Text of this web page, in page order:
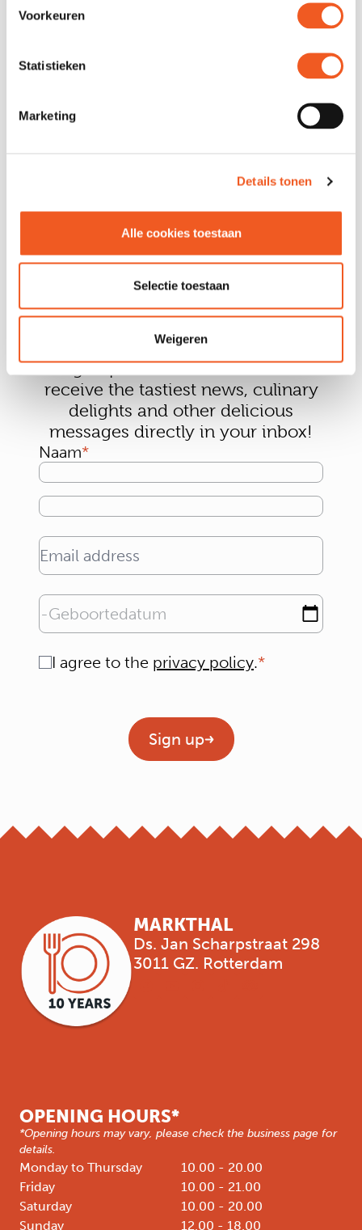
Voorkeuren
Statistieken
Marketing
Details tonen
Alle cookies toestaan
Selectie toestaan
Weigeren
OPENING HOURS
our opening hours.
Sign up for our newsletter and
receive the tastiest news, culinary
delights and other delicious
messages directly in your inbox!
Naam
Email address
Geboortedatum
Consent
I agree to the privacy policy.
Sign up
MARKTHAL
Ds. Jan Scharpstraat 298
3011 GZ. Rotterdam
OPENING HOURS*
*Opening hours may vary, please check the business page for
details.
Monday to Thursday
10.00 - 20.00
Friday
10.00 - 21.00
Saturday
10.00 - 20.00
Sunday
12.00 - 18.00